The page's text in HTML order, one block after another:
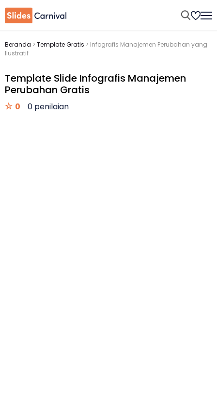
Beranda > Template Gratis > Infografis Manajemen Perubahan yang
Ilustratif
Template Slide Infografis Manajemen
Perubahan Gratis
0 0 penilaian